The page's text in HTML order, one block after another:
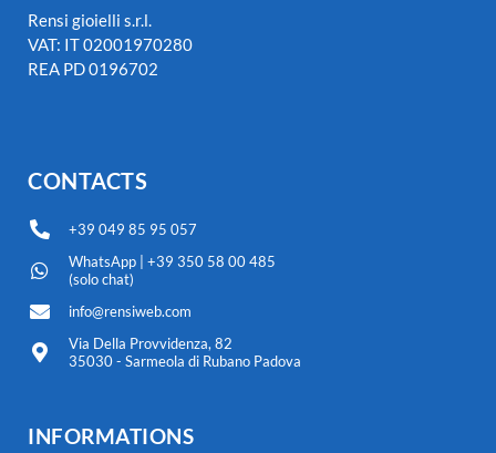
Rensi gioielli s.r.l.
VAT: IT 02001970280
REA PD 0196702
CONTACTS
+39 049 85 95 057
WhatsApp | +39 350 58 00 485
(solo chat)
info@rensiweb.com
Via Della Provvidenza, 82
35030 - Sarmeola di Rubano Padova
INFORMATIONS